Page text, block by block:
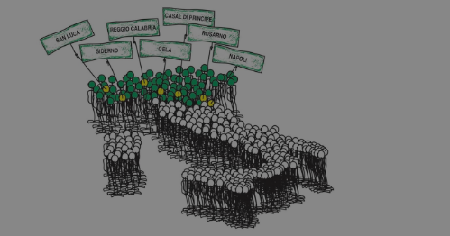
Diventa Partner
Dona
Fondazione Trame
Chi Siamo
Civico Trame
#Trameascuola